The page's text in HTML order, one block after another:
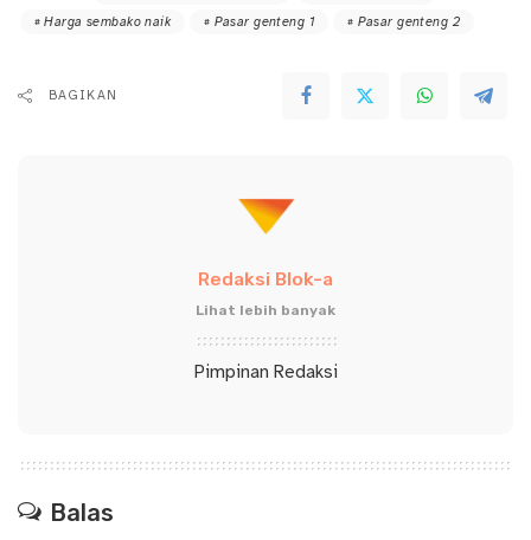
Harga sembako naik Pasar genteng 1 Pasar genteng 2
BAGIKAN
Redaksi Blok-a
Lihat lebih banyak
Pimpinan Redaksi
Balas